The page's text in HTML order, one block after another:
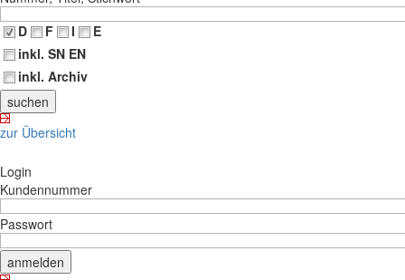
D
F I
E
inkl. SN EN
inkl. Archiv
zur Übersicht
Login
Kundennummer
Passwort